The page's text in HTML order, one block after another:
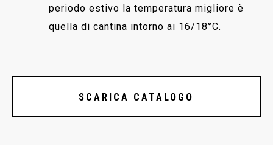
periodo estivo la temperatura migliore è
quella di cantina intorno ai 16/18°C.
SCARICA CATALOGO